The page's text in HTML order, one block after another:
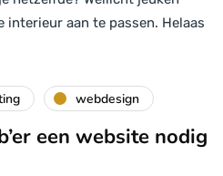
interieur aan te passen. Helaas
webdesign
een website nodig